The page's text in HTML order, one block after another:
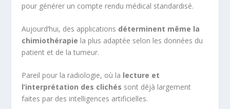
pour générer un compte rendu médical standardisé.
Aujourd’hui, des applications déterminent même la
chimiothérapie la plus adaptée selon les données du
patient et de la tumeur.
Pareil pour la radiologie, où la lecture et
l’interprétation des clichés sont déjà largement
faites par des intelligences artificielles.